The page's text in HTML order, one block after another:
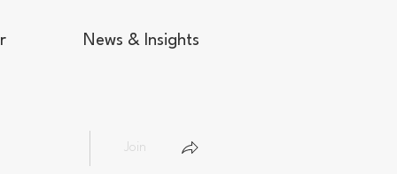
News & Insights
Join